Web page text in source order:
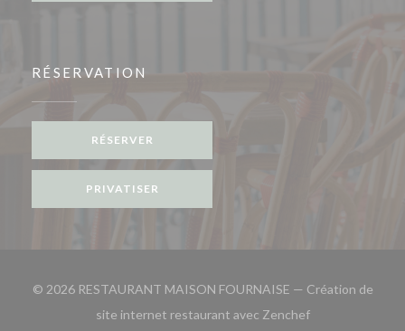
RÉSERVATION
RÉSERVER
PRIVATISER
© 2026 RESTAURANT MAISON FOURNAISE — Création de
site internet restaurant avec Zenchef((ouvre une